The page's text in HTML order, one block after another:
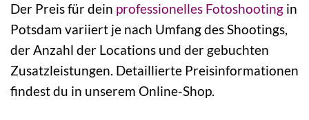
Der Preis für dein professionelles Fotoshooting in
Potsdam variiert je nach Umfang des Shootings,
der Anzahl der Locations und der gebuchten
Zusatzleistungen. Detaillierte Preisinformationen
findest du in unserem Online-Shop.